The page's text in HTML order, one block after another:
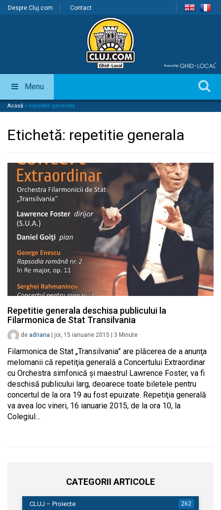
Despre Cluj.com Contact
Menu
Acasă » repetitie generala
Etichetă: repetitie generala
Repetitie generala deschisa publicului la
Filarmonica de Stat Transilvania
de adriana joi, 15 ianuarie 2015 3 Minute
Filarmonica de Stat „Transilvania” are plăcerea de a anunţa
melomanii că repetiţia generală a Concertului Extraordinar
cu Orchestra simfonică şi maestrul Lawrence Foster, va fi
deschisă publicului larg, deoarece toate biletele pentru
concertul de la ora 19 au fost epuizate. Repetiţia generală
va avea loc vineri, 16 ianuarie 2015, de la ora 10, la
Colegiul…
CATEGORII ARTICOLE
CLUJ – Proiecte 262